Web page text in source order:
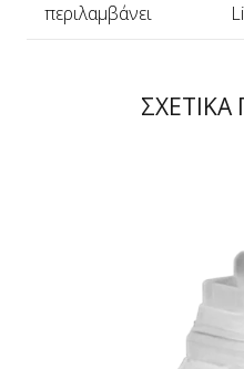
περιλαμβάνει